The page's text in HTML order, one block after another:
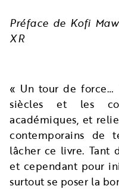
Préface de Kofi
XR
« Un tour de force…
siècles et les
académiques, et
contemporains de
lâcher ce livre. Tant
et cependant pour
surtout se poser la